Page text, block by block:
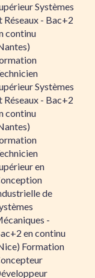
Systèmes
Réseaux - Bac+2
continu
Systèmes
Réseaux - Bac+2
continu
en
de
-
en continu
Formation